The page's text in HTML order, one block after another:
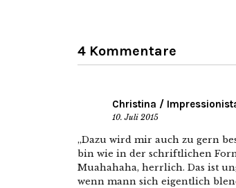
4 Kommentare
Christina /
10. Juli 2015
„Dazu wird mir auch zu gern
bin wie in der schriftlichen
Muahahaha, herrlich. Das ist
wenn mann sich eigentlich